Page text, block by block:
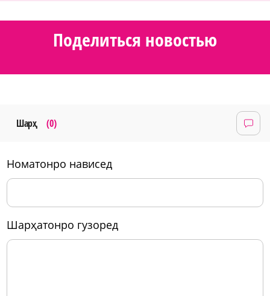
Поделиться новостью
Шарҳ (0)
номатонро нависед
шарҳатонро гузоред